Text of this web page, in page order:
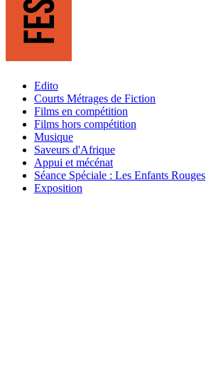
Edito
Courts Métrages de Fiction
Films en compétition
Films hors compétition
Musique
Saveurs d'Afrique
Appui et mécénat
Séance Spéciale : Les Enfants Rouges
Exposition